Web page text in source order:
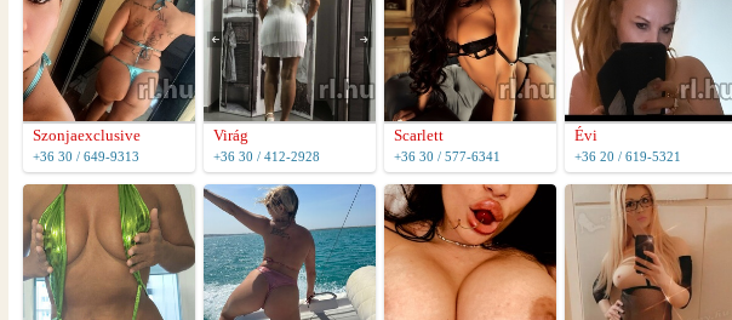
Szonjaexclusive
+36 30 / 649-9313
Virág
+36 30 / 412-2928
Scarlett
+36 30 / 577-6341
Évi
+36 20 / 619-5321